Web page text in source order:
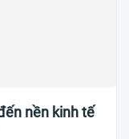
nền kinh tế